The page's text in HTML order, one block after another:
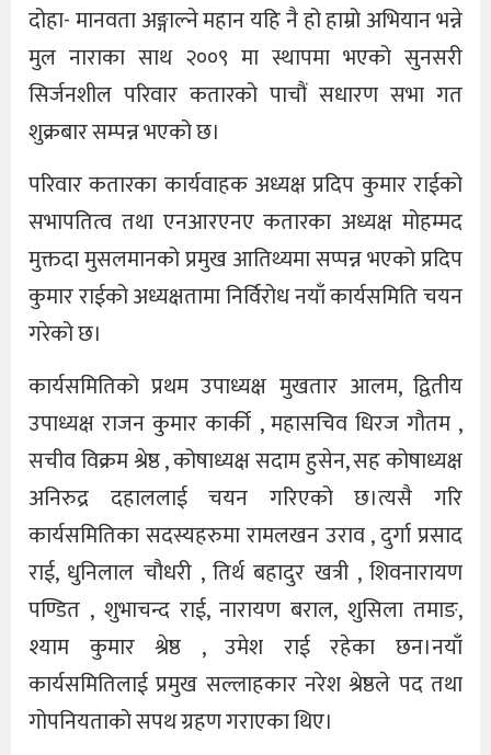
दोहा- मानवता अङ्गाल्ने महान यहि नै हो हाम्रो अभियान भन्ने
मुल नाराका साथ २००९ मा स्थापमा भएको सुनसरी
सिर्जनशील परिवार कतारको पाचौं सधारण सभा गत
शुक्रबार सम्पन्न भएको छ।
परिवार कतारका कार्यवाहक अध्यक्ष प्रदिप कुमार राईको
सभापतित्व तथा एनआरएनए कतारका अध्यक्ष मोहम्मद
मुक्तदा मुसलमानको प्रमुख आतिथ्यमा सप्पन्न भएको प्रदिप
कुमार राईको अध्यक्षतामा निर्विरोध नयाँ कार्यसमिति चयन
गरेको छ।
कार्यसमितिको प्रथम उपाध्यक्ष मुखतार आलम, द्वितीय
उपाध्यक्ष राजन कुमार कार्की , महासचिव धिरज गौतम ,
सचीव विक्रम श्रेष्ठ , कोषाध्यक्ष सदाम हुसेन, सह कोषाध्यक्ष
अनिरुद्र दहाललाई चयन गरिएको छ।त्यसै गरि
कार्यसमितिका सदस्यहरुमा रामलखन उराव , दुर्गा प्रसाद
राई, धुनिलाल चौधरी , तिर्थ बहादुर खत्री , शिवनारायण
पण्डित , शुभाचन्द राई, नारायण बराल, शुसिला तमाङ,
श्याम कुमार श्रेष्ठ , उमेश राई रहेका छन।नयाँ
कार्यसमितिलाई प्रमुख सल्लाहकार नरेश श्रेष्ठले पद तथा
गोपनियताको सपथ ग्रहण गराएका थिए।